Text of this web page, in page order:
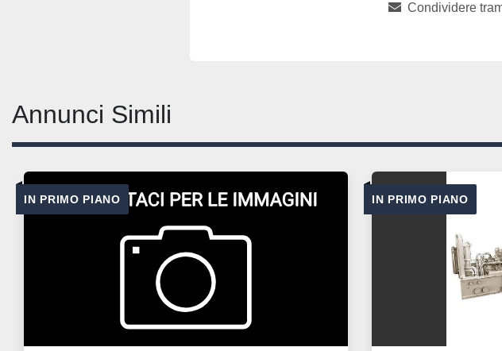
Condividere
Annunci Simili
IN PRIMO PIANO IN PRIMO PIANO